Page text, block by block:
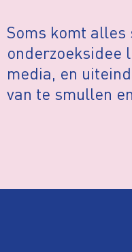
Soms komt alles
onderzoeksidee
media, en
van te smullen